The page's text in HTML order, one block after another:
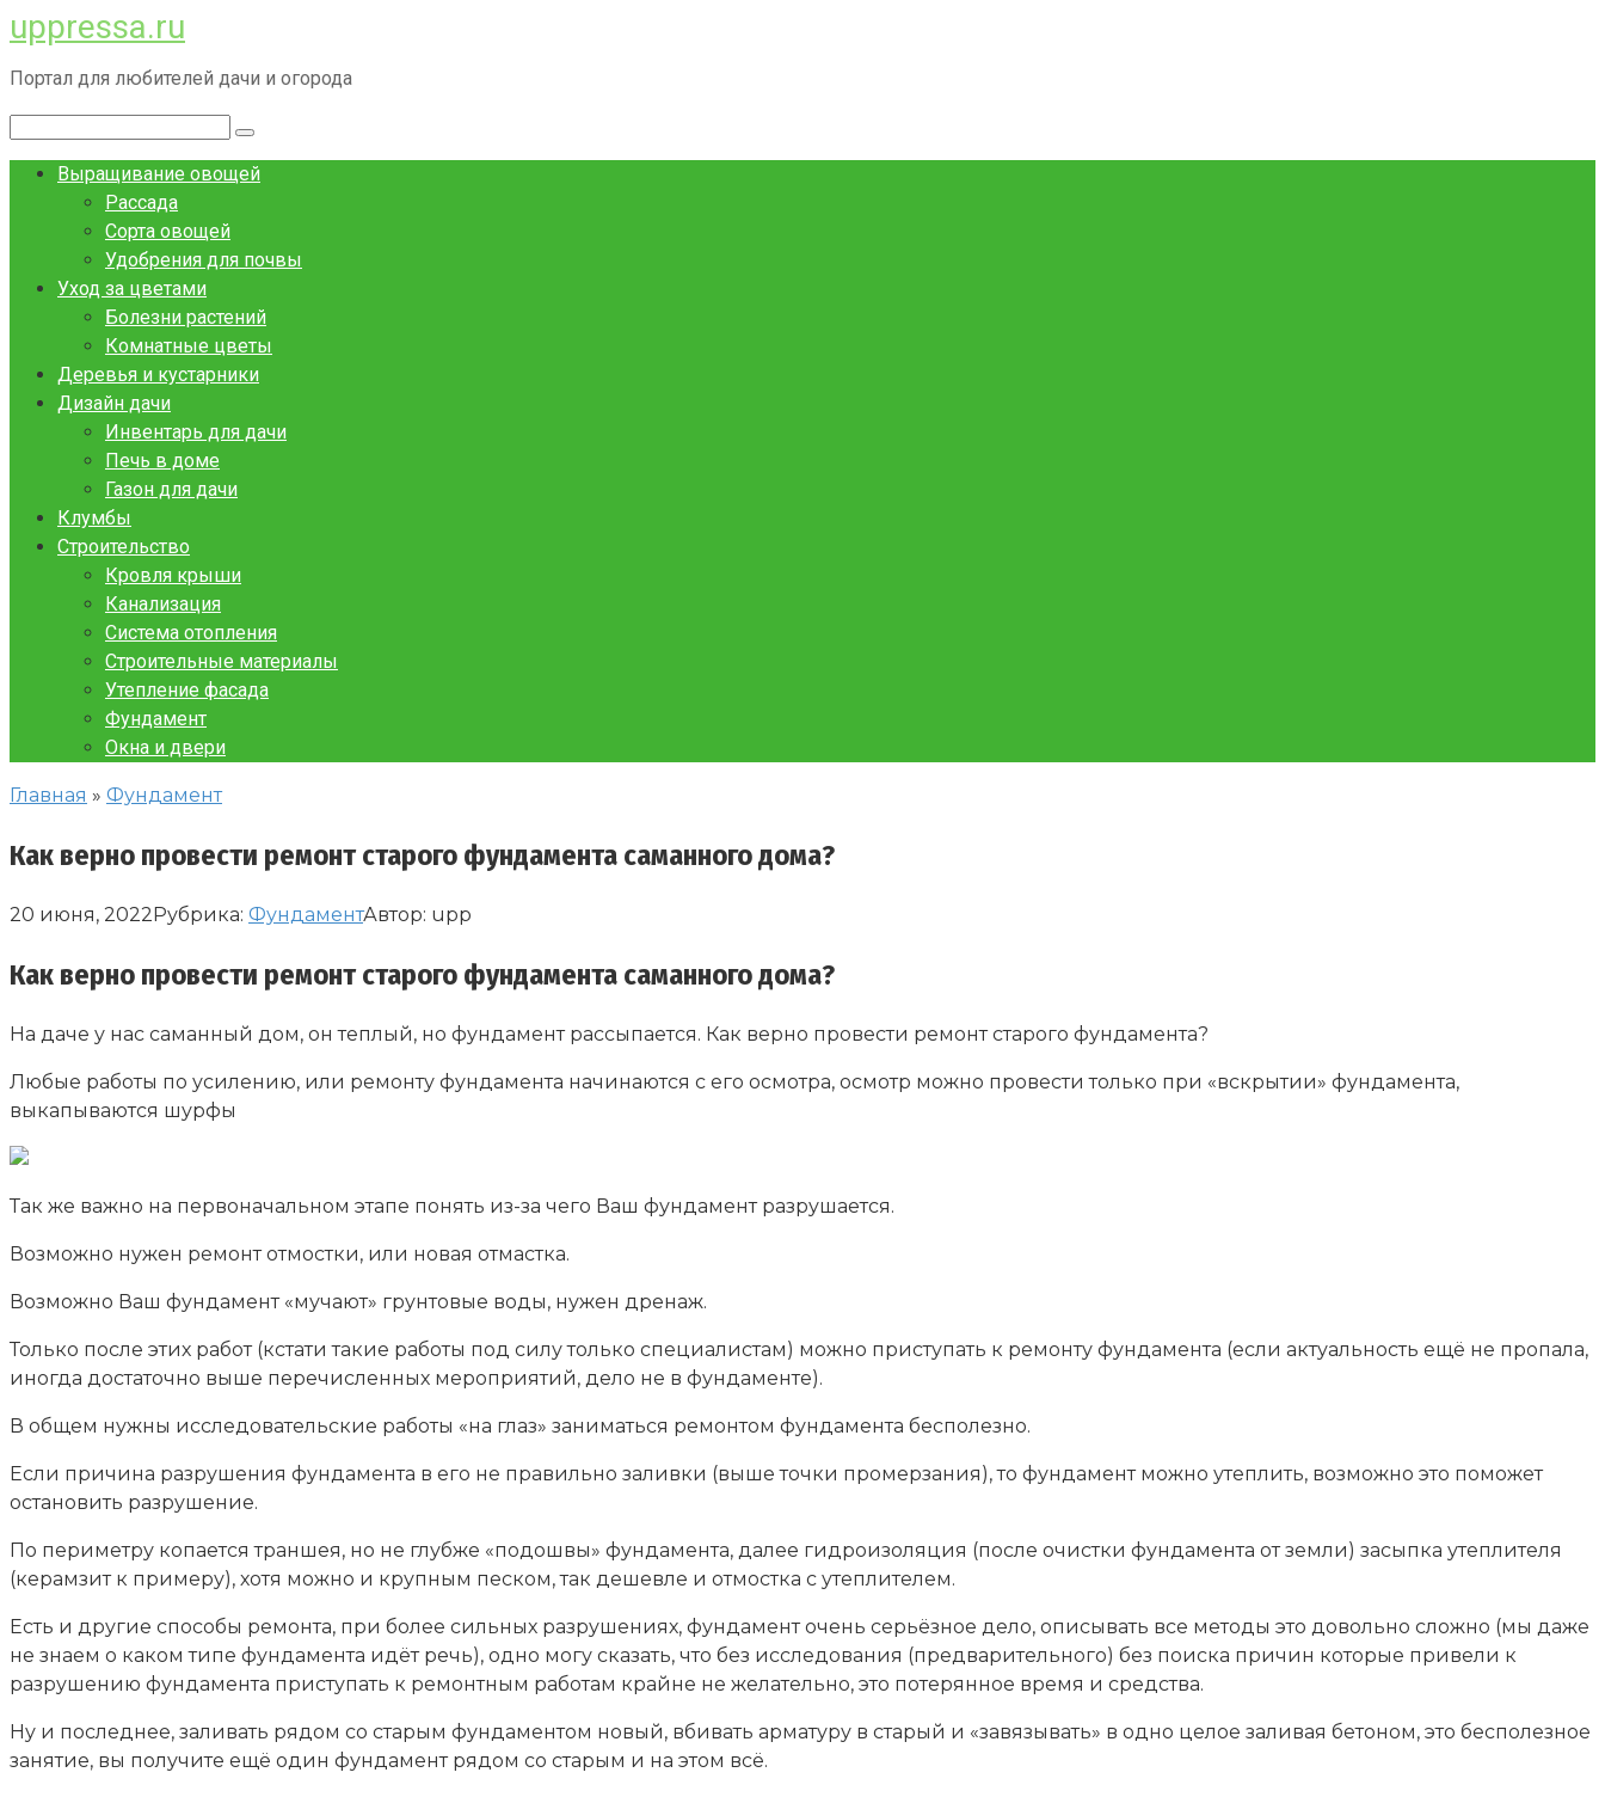
Перейти
к
контенту
uppressa.ru
Портал для любителей дачи и огорода
Выращивание овощей
Рассада
Сорта овощей
Удобрения для почвы
Уход за цветами
Болезни растений
Комнатные цветы
Деревья и кустарники
Дизайн дачи
Инвентарь для дачи
Печь в доме
Газон для дачи
Клумбы
Строительство
Кровля крыши
Канализация
Система отопления
Строительные материалы
Утепление фасада
Фундамент
Окна и двери
Главная » Фундамент
Как верно провести ремонт старого фундамента саманного дома?
20 июня, 2022Рубрика: ФундаментАвтор: upp
Как верно провести ремонт старого фундамента саманного дома?
На даче у нас саманный дом, он теплый, но фундамент рассыпается. Как верно провести ремонт старого фундамента?
Любые работы по усилению, или ремонту фундамента начинаются с его осмотра, осмотр можно провести только при «вскрытии» фундамента,
выкапываются шурфы
Так же важно на первоначальном этапе понять из-за чего Ваш фундамент разрушается.
Возможно нужен ремонт отмостки, или новая отмастка.
Возможно Ваш фундамент «мучают» грунтовые воды, нужен дренаж.
Только после этих работ (кстати такие работы под силу только специалистам) можно приступать к ремонту фундамента (если актуальность ещё не пропала,
иногда достаточно выше перечисленных мероприятий, дело не в фундаменте).
В общем нужны исследовательские работы «на глаз» заниматься ремонтом фундамента бесполезно.
Если причина разрушения фундамента в его не правильно заливки (выше точки промерзания), то фундамент можно утеплить, возможно это поможет
остановить разрушение.
По периметру копается траншея, но не глубже «подошвы» фундамента, далее гидроизоляция (после очистки фундамента от земли) засыпка утеплителя
(керамзит к примеру), хотя можно и крупным песком, так дешевле и отмостка с утеплителем.
Есть и другие способы ремонта, при более сильных разрушениях, фундамент очень серьёзное дело, описывать все методы это довольно сложно (мы даже
не знаем о каком типе фундамента идёт речь), одно могу сказать, что без исследования (предварительного) без поиска причин которые привели к
разрушению фундамента приступать к ремонтным работам крайне не желательно, это потерянное время и средства.
Ну и последнее, заливать рядом со старым фундаментом новый, вбивать арматуру в старый и «завязывать» в одно целое заливая бетоном, это бесполезное
занятие, вы получите ещё один фундамент рядом со старым и на этом всё.